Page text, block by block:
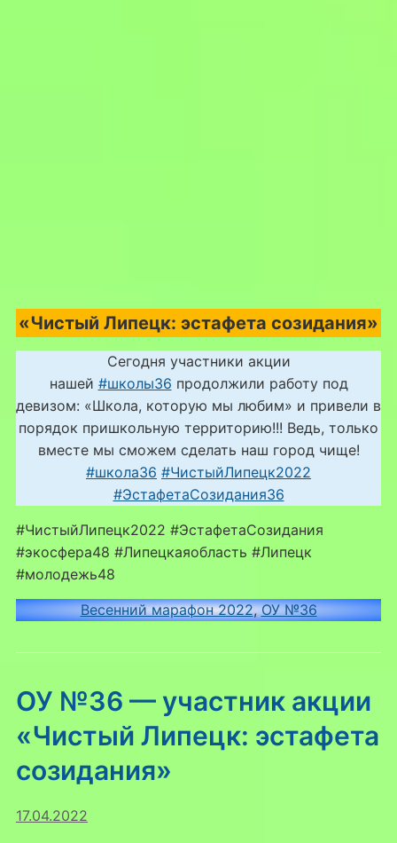
«Чистый Липецк: эстафета созидания»
Сегодня участники акции
нашей #школы36 продолжили работу под
девизом: «Школа, которую мы любим» и привели в
порядок пришкольную территорию!!! Ведь, только
вместе мы сможем сделать наш город чище!
#школа36 #ЧистыйЛипецк2022
#ЭстафетаСозидания36
#ЧистыйЛипецк2022 #ЭстафетаСозидания
#экосфера48 #Липецкаяобласть #Липецк
#молодежь48
Весенний марафон 2022, ОУ №36
ОУ №36 — участник акции
«Чистый Липецк: эстафета
созидания»
17.04.2022